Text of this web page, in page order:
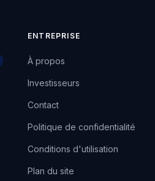
ENTREPRISE
À propos
Investisseurs
Contact
Politique de confidentialité
Conditions d'utilisation
Plan du site